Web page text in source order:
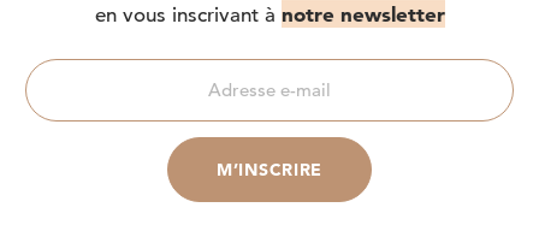
en vous inscrivant à notre newsletter